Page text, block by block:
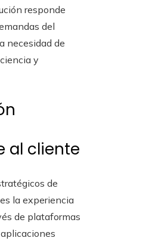
responde
del
necesidad de
y
al cliente
de
la experiencia
de plataformas